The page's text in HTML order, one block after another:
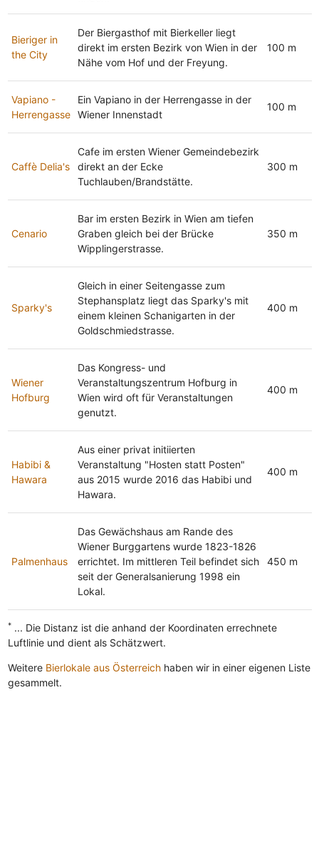
Bieriger in
the City
Der Biergasthof mit Bierkeller liegt
direkt im ersten Bezirk von Wien in der
Nähe vom Hof und der Freyung.
100 m
Vapiano -
Herrengasse
Ein Vapiano in der Herrengasse in der
Wiener Innenstadt
100 m
Caffè Delia's
Cafe im ersten Wiener Gemeindebezirk
direkt an der Ecke
Tuchlauben/Brandstätte.
300 m
Cenario
Bar im ersten Bezirk in Wien am tiefen
Graben gleich bei der Brücke
Wipplingerstrasse.
350 m
Sparky's
Gleich in einer Seitengasse zum
Stephansplatz liegt das Sparky's mit
einem kleinen Schanigarten in der
Goldschmiedstrasse.
400 m
Wiener
Hofburg
Das Kongress- und
Veranstaltungszentrum Hofburg in
Wien wird oft für Veranstaltungen
genutzt.
400 m
Habibi &
Hawara
Aus einer privat initiierten
Veranstaltung "Hosten statt Posten"
aus 2015 wurde 2016 das Habibi und
Hawara.
400 m
Palmenhaus
Das Gewächshaus am Rande des
Wiener Burggartens wurde 1823-1826
errichtet. Im mittleren Teil befindet sich
seit der Generalsanierung 1998 ein
Lokal.
450 m
*... Die Distanz ist die anhand der Koordinaten errechnete
Luftlinie und dient als Schätzwert.
Weitere Bierlokale aus Österreichhaben wir in einer eigenen Liste
gesammelt.